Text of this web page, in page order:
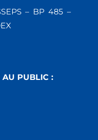
– BP 485 –
AU PUBLIC :